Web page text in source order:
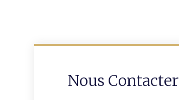
Nous Contacter